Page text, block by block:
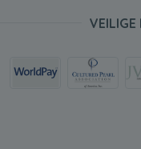
VEILIGE